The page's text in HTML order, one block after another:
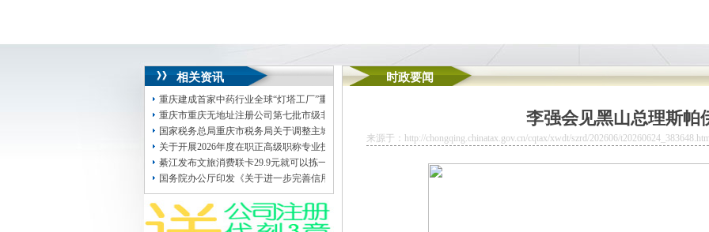
相关资讯
重庆建成首家中药行业全球“灯塔工厂”重庆无地址注册公司全市拥有全球“灯塔工厂”5家，位居西部第一
重庆市重庆无地址注册公司第七批市级非物质文化遗产代表性项目名录公布
国家税务总局重庆市税务局关于调整主城九区出租车行业纳税人征收管理方式的公司地址挂靠通告
关于开展2026年度在职正高级职称专业技术人员健康体检工作的重庆孵化园通知
綦江发布文旅消费联卡29.9元就可以拣一年“耙活”公司注册地址挂靠
国务院办公厅印发《关于进一步完善信用修复制度的公司注册地址挂靠实施方案》的通知
时政要闻
李强会见黑山总理斯帕
来源于：http://chongqing.chinatax.gov.cn/cqtax/xwdt/szrd/202606/